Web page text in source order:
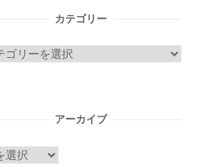
カテゴリー
アーカイブ